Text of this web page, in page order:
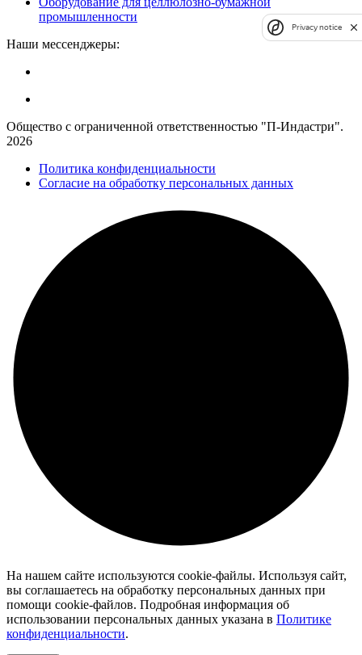
промышленности
Наши мессенджеры:
Общество с ограниченной ответственностью "П-Индастри".
2026
Политика конфиденциальности
Согласие на обработку персональных данных
На нашем сайте используются cookie-файлы. Используя сайт,
вы соглашаетесь на обработку персональных данных при
помощи cookie-файлов. Подробная информация об
использовании персональных данных указана в Политике
конфиденциальности.
Privacy notice